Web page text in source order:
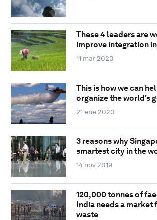
These 4 leaders are
improve integration
11 mar 2020
This is how we can
organize the world's
21 ene 2020
3 reasons why
smartest city in the
14 nov 2019
120,000 tonnes of
India needs a market
waste